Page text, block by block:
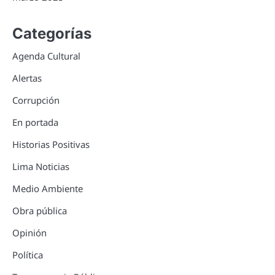
Categorías
Agenda Cultural
Alertas
Corrupción
En portada
Historias Positivas
Lima Noticias
Medio Ambiente
Obra pública
Opinión
Política